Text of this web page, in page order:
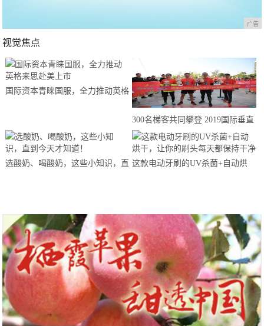
广告
视觉焦点
国际资本青睐国服，全力推动英格
300名梯客共同攀登 2019国际垂直
马拉松超级精英赛顺德海骏达中心
站欢乐开跑
选酸奶、喝酸奶，这些小知识，直 这款电动牙刷的UV杀菌+自动烘